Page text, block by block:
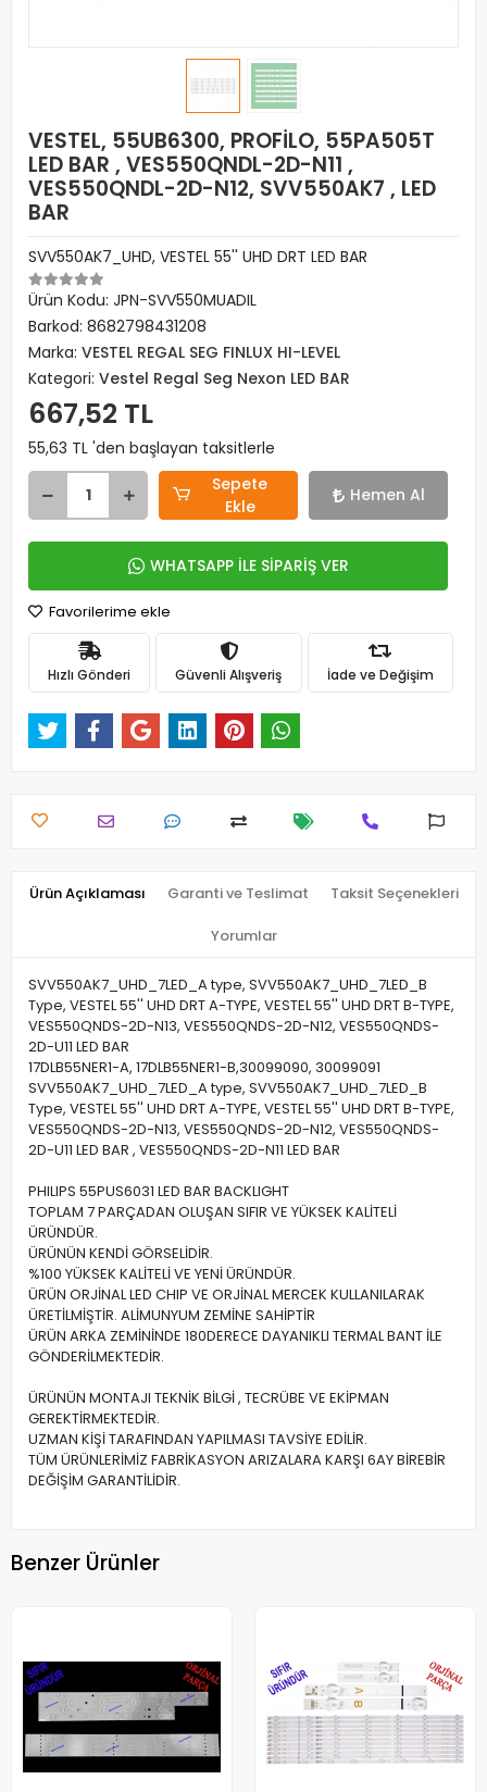
VESTEL, 55UB6300, PROFİLO, 55PA505T
LED BAR , VES550QNDL-2D-N11 ,
VES550QNDL-2D-N12, SVV550AK7 , LED
BAR
SVV550AK7_UHD, VESTEL 55'' UHD DRT LED BAR
Ürün Kodu: JPN-SVV550MUADIL
Barkod: 8682798431208
Marka: VESTEL REGAL SEG FINLUX HI-LEVEL
Kategori: Vestel Regal Seg Nexon LED BAR
667,52 TL
55,63 TL 'den başlayan taksitlerle
Sepete
Ekle
Hemen Al
WHATSAPP İLE SİPARİŞ VER
Favorilerime ekle
Hızlı Gönderi Güvenli Alışveriş İade ve Değişim
Ürün Açıklaması Garanti ve Teslimat Taksit Seçenekleri
Yorumlar
SVV550AK7_UHD_7LED_A type, SVV550AK7_UHD_7LED_B
Type, VESTEL 55'' UHD DRT A-TYPE, VESTEL 55'' UHD DRT B-TYPE,
VES550QNDS-2D-N13, VES550QNDS-2D-N12, VES550QNDS-
2D-U11 LED BAR
17DLB55NER1-A, 17DLB55NER1-B,30099090, 30099091
SVV550AK7_UHD_7LED_A type, SVV550AK7_UHD_7LED_B
Type, VESTEL 55'' UHD DRT A-TYPE, VESTEL 55'' UHD DRT B-TYPE,
VES550QNDS-2D-N13, VES550QNDS-2D-N12, VES550QNDS-
2D-U11 LED BAR , VES550QNDS-2D-N11 LED BAR
PHILIPS 55PUS6031 LED BAR BACKLIGHT
TOPLAM 7 PARÇADAN OLUŞAN SIFIR VE YÜKSEK KALİTELİ
ÜRÜNDÜR.
ÜRÜNÜN KENDİ GÖRSELİDİR.
%100 YÜKSEK KALİTELİ VE YENİ ÜRÜNDÜR.
ÜRÜN ORJİNAL LED CHIP VE ORJİNAL MERCEK KULLANILARAK
ÜRETİLMİŞTİR. ALİMUNYUM ZEMİNE SAHİPTİR
ÜRÜN ARKA ZEMİNİNDE 180DERECE DAYANIKLI TERMAL BANT İLE
GÖNDERİLMEKTEDİR.
ÜRÜNÜN MONTAJI TEKNİK BİLGİ , TECRÜBE VE EKİPMAN
GEREKTİRMEKTEDİR.
UZMAN KİŞİ TARAFINDAN YAPILMASI TAVSİYE EDİLİR.
TÜM ÜRÜNLERİMİZ FABRİKASYON ARIZALARA KARŞI 6AY BİREBİR
DEĞİŞİM GARANTİLİDİR.
Benzer Ürünler